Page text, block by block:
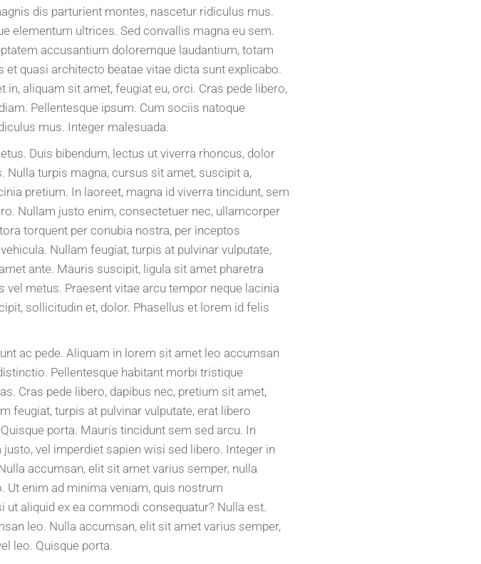
dis parturient montes, nascetur ridiculus mus.
elementum ultrices. Sed convallis magna eu sem.
accusantium doloremque laudantium, totam
quasi architecto beatae vitae dicta sunt explicabo.
aliquam sit amet, feugiat eu, orci. Cras pede libero,
Pellentesque ipsum. Cum sociis natoque
mus. Integer malesuada.
Duis bibendum, lectus ut viverra rhoncus, dolor
turpis magna, cursus sit amet, suscipit a,
pretium. In laoreet, magna id viverra tincidunt, sem
Nullam justo enim, consectetuer nec, ullamcorper
torquent per conubia nostra, per inceptos
Nullam feugiat, turpis at pulvinar vulputate,
ante. Mauris suscipit, ligula sit amet pharetra
metus. Praesent vitae arcu tempor neque lacinia
sollicitudin et, dolor. Phasellus et lorem id felis
ac pede. Aliquam in lorem sit amet leo accumsan
Pellentesque habitant morbi tristique
Cras pede libero, dapibus nec, pretium sit amet,
feugiat, turpis at pulvinar vulputate, erat libero
porta. Mauris tincidunt sem sed arcu. In
vel imperdiet sapien wisi sed libero. Integer in
accumsan, elit sit amet varius semper, nulla
enim ad minima veniam, quis nostrum
aliquid ex ea commodi consequatur? Nulla est.
leo. Nulla accumsan, elit sit amet varius semper,
leo. Quisque porta.